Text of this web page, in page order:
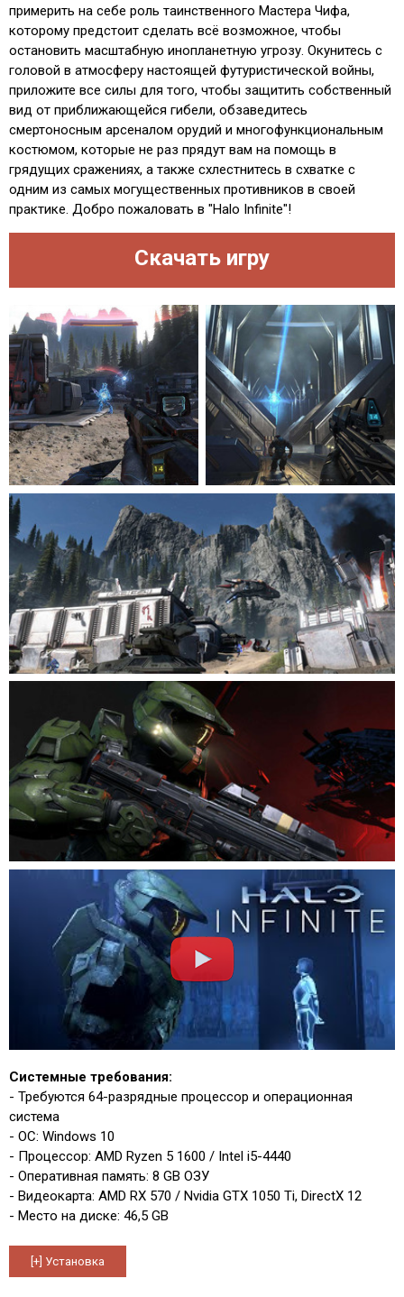
примерить на себе роль таинственного Мастера Чифа,
которому предстоит сделать всё возможное, чтобы
остановить масштабную инопланетную угрозу. Окунитесь с
головой в атмосферу настоящей футуристической войны,
приложите все силы для того, чтобы защитить собственный
вид от приближающейся гибели, обзаведитесь
смертоносным арсеналом орудий и многофункциональным
костюмом, которые не раз прядут вам на помощь в
грядущих сражениях, а также схлестнитесь в схватке с
одним из самых могущественных противников в своей
практике. Добро пожаловать в "Halo Infinite"!
Скачать игру
Системные требования:
- Требуются 64-разрядные процессор и операционная
система
- ОС: Windows 10
- Процессор: AMD Ryzen 5 1600 / Intel i5-4440
- Оперативная память: 8 GB ОЗУ
- Видеокарта: AMD RX 570 / Nvidia GTX 1050 Ti, DirectX 12
- Место на диске: 46,5 GB